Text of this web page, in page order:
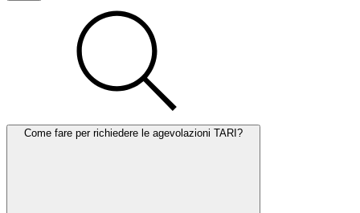
Come fare per richiedere le agevolazioni TARI?